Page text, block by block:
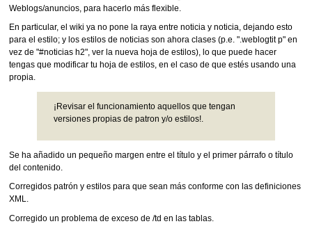
Weblogs/anuncios, para hacerlo más flexible.
En particular, el wiki ya no pone la raya entre noticia y noticia, dejando esto
para el estilo; y los estilos de noticias son ahora clases (p.e. ".weblogtit p" en
vez de "#noticias h2", ver la nueva hoja de estilos), lo que puede hacer
tengas que modificar tu hoja de estilos, en el caso de que estés usando una
propia.
¡Revisar el funcionamiento aquellos que tengan
versiones propias de patron y/o estilos!.
Se ha añadido un pequeño margen entre el título y el primer párrafo o título
del contenido.
Corregidos patrón y estilos para que sean más conforme con las definiciones
XML.
Corregido un problema de exceso de /td en las tablas.